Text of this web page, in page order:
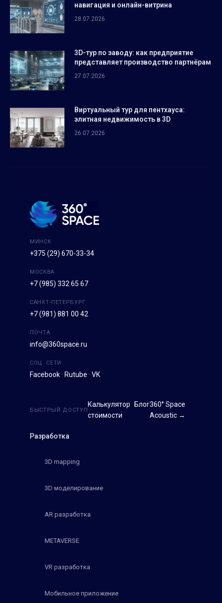
навигация и онлайн-витрина
28.07.2026
3D-тур по заводу: как предприятие
представляет производство партнёрам
27.07.2026
Виртуальный тур для пентхауса:
элитная недвижимость в 3D
26.07.2026
МИНСК
+375 (29) 670-33-34
МОСКВА
+7 (985) 332 65 67
САНКТ-ПЕТЕРБУРГ
+7 (981) 881 00 42
ПОЧТА
info@360space.ru
СОЦ. СЕТИ
Facebook · Rutube · VK
Разработка
3D mapping
3D моделирование
AR разработка
METAVERSE
VR разработка
Мобильное приложение
БЫСТРЫЙ ДОСТУП
Калькулятор
стоимости
Блог360° Space
Acoustic →